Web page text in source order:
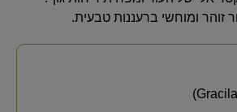
זוהר ומוחשי ברעננות טבעית.